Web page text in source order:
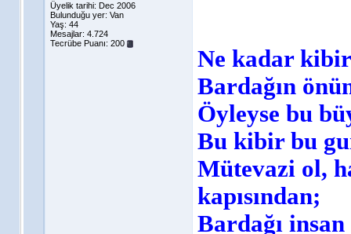
Üyelik tarihi: Dec 2006
Bulunduğu yer: Van
Yaş: 44
Mesajlar: 4.724
Tecrübe Puanı: 200
Ne kadar
Bardağın
Öyleyse bu
Bu kibir bu
Mütevazi ol,
kapısından;
Bardağı